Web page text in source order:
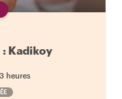
: Kadikoy
3 heures